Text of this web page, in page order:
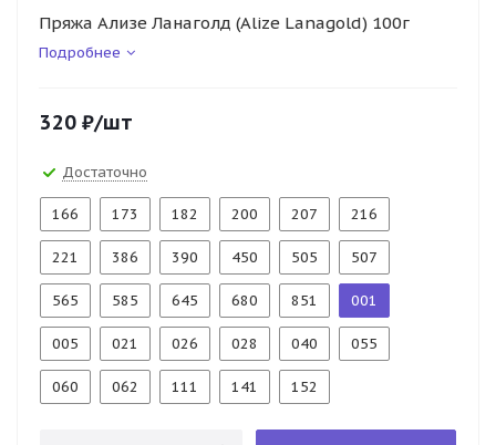
Пряжа Ализе Ланаголд (Alize Lanagold) 100г
Подробнее
320 ₽/шт
Достаточно
166 173 182 200 207 216
221 386 390 450 505 507
565 585 645 680 851 001
005 021 026 028 040 055
060 062 111 141 152